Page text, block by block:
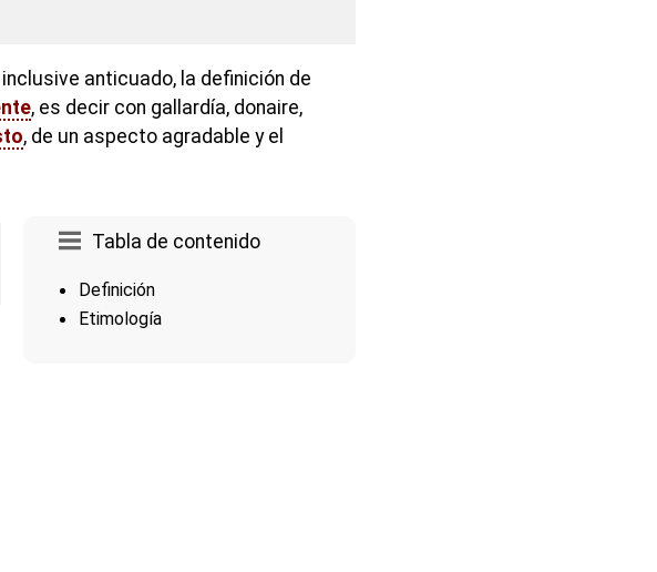
anticuado, la definición de
, es decir con gallardía, donaire,
, de un aspecto agradable y el
Tabla de contenido
Definición
Etimología